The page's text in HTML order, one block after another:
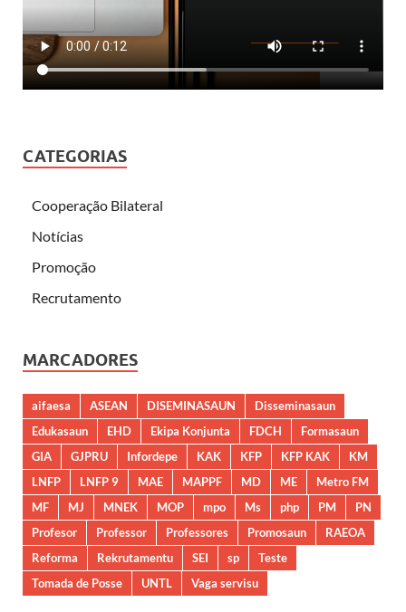
CATEGORIAS
Cooperação Bilateral
Notícias
Promoção
Recrutamento
MARCADORES
aifaesa ASEAN DISEMINASAUN
Disseminasaun
Edukasaun
EHD Ekipa Konjunta FDCH
Formasaun
GIA
GJPRU Infordepe KAK KFP KFP KAK
KM
LNFP
LNFP 9 MAE MAPPF MD ME
Metro FM
MF
MJ MNEK MOP mpo Ms php PM
PN
Profesor
Professor Professores Promosaun
RAEOA
Reforma
Rekrutamentu SEI sp
Teste
Tomada de Posse
UNTL Vaga servisu